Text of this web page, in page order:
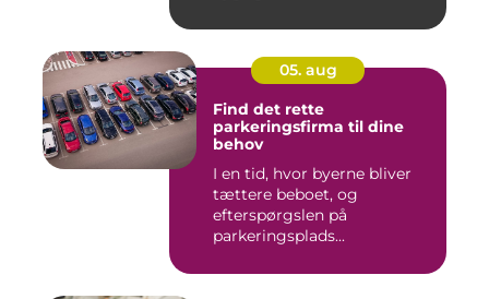
05. aug
Find det rette
parkeringsfirma til dine
behov
I en tid, hvor byerne bliver
tættere beboet, og
efterspørgslen på
parkeringsplads...